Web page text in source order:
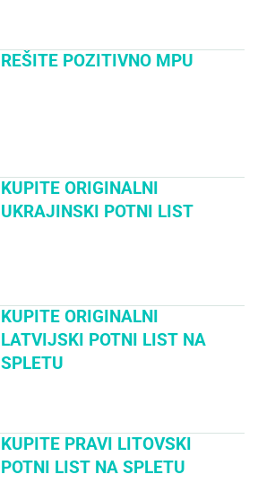
REŠITE POZITIVNO MPU
KUPITE ORIGINALNI
UKRAJINSKI POTNI LIST
KUPITE ORIGINALNI
LATVIJSKI POTNI LIST NA
SPLETU
KUPITE PRAVI LITOVSKI
POTNI LIST NA SPLETU